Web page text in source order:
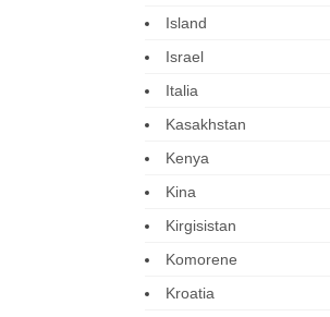
Island
Israel
Italia
Kasakhstan
Kenya
Kina
Kirgisistan
Komorene
Kroatia